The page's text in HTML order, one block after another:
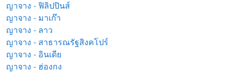
ญาจาง - ฟิลิปปินส์
ญาจาง - มาเก๊า
ญาจาง - ลาว
ญาจาง - สาธารณรัฐสิงคโปร์
ญาจาง - อินเดีย
ญาจาง - ฮ่องกง